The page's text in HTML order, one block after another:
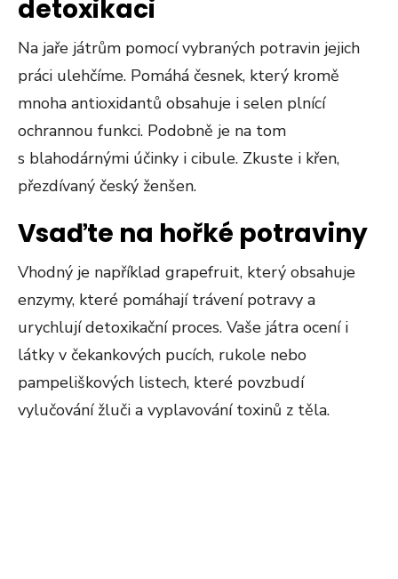
detoxikaci
Na jaře játrům pomocí vybraných potravin jejich
práci ulehčíme. Pomáhá česnek, který kromě
mnoha antioxidantů obsahuje i selen plnící
ochrannou funkci. Podobně je na tom
s blahodárnými účinky i cibule. Zkuste i křen,
přezdívaný český ženšen.
Vsaďte na hořké potraviny
Vhodný je například grapefruit, který obsahuje
enzymy, které pomáhají trávení potravy a
urychlují detoxikační proces. Vaše játra ocení i
látky v čekankových pucích, rukole nebo
pampeliškových listech, které povzbudí
vylučování žluči a vyplavování toxinů z těla.